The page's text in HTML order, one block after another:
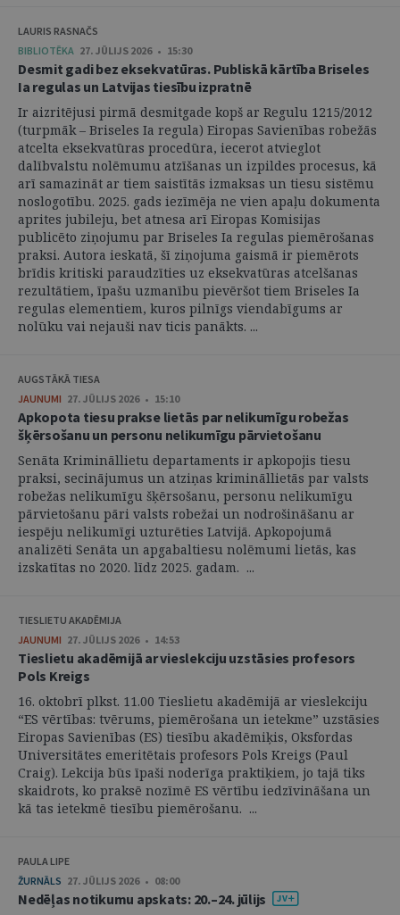
LAURIS RASNAČS
BIBLIOTĒKA 27. JŪLIJS 2026 • 15:30
Desmit gadi bez eksekvatūras. Publiskā kārtība Briseles
Ia regulas un Latvijas tiesību izpratnē
Ir aizritējusi pirmā desmitgade kopš ar Regulu 1215/2012
(turpmāk – Briseles Ia regula) Eiropas Savienības robežās
atcelta eksekvatūras procedūra, iecerot atvieglot
dalībvalstu nolēmumu atzīšanas un izpildes procesus, kā
arī samazināt ar tiem saistītās izmaksas un tiesu sistēmu
noslogotību. 2025. gads iezīmēja ne vien apaļu dokumenta
aprites jubileju, bet atnesa arī Eiropas Komisijas
publicēto ziņojumu par Briseles Ia regulas piemērošanas
praksi. Autora ieskatā, šī ziņojuma gaismā ir piemērots
brīdis kritiski paraudzīties uz eksekvatūras atcelšanas
rezultātiem, īpašu uzmanību pievēršot tiem Briseles Ia
regulas elementiem, kuros pilnīgs viendabīgums ar
nolūku vai nejauši nav ticis panākts. ...
AUGSTĀKĀ TIESA
JAUNUMI 27. JŪLIJS 2026 • 15:10
Apkopota tiesu prakse lietās par nelikumīgu robežas
šķērsošanu un personu nelikumīgu pārvietošanu
Senāta Krimināllietu departaments ir apkopojis tiesu
praksi, secinājumus un atziņas krimināllietās par valsts
robežas nelikumīgu šķērsošanu, personu nelikumīgu
pārvietošanu pāri valsts robežai un nodrošināšanu ar
iespēju nelikumīgi uzturēties Latvijā. Apkopojumā
analizēti Senāta un apgabaltiesu nolēmumi lietās, kas
izskatītas no 2020. līdz 2025. gadam. ...
TIESLIETU AKADĒMIJA
JAUNUMI 27. JŪLIJS 2026 • 14:53
Tieslietu akadēmijā ar vieslekciju uzstāsies profesors
Pols Kreigs
16. oktobrī plkst. 11.00 Tieslietu akadēmijā ar vieslekciju
“ES vērtības: tvērums, piemērošana un ietekme” uzstāsies
Eiropas Savienības (ES) tiesību akadēmiķis, Oksfordas
Universitātes emeritētais profesors Pols Kreigs (Paul
Craig). Lekcija būs īpaši noderīga praktiķiem, jo tajā tiks
skaidrots, ko praksē nozīmē ES vērtību iedzīvināšana un
kā tas ietekmē tiesību piemērošanu. ...
PAULA LIPE
ŽURNĀLS 27. JŪLIJS 2026 • 08:00
Nedēļas notikumu apskats: 20.–24. jūlijs